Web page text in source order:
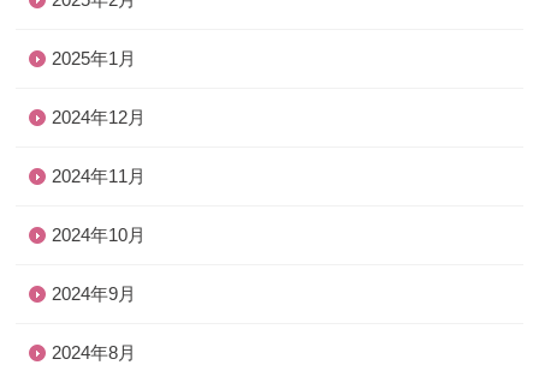
2025年1月
2024年12月
2024年11月
2024年10月
2024年9月
2024年8月